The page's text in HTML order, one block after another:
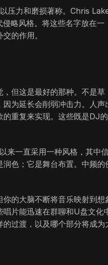
压力和磨损著称。Chris
略风格。将这些名字放在一
的作用。
但这是最好的那种。不是草
为延长会削弱冲击力。人声
重复来实现。这些既是DJ的
来一直采用一种风格，其中
色；它是舞台布置。中频的
的大脑不断将音乐映射到想
片能迅速在群聊和U盘文化
过渡，以及哪个部分将成为